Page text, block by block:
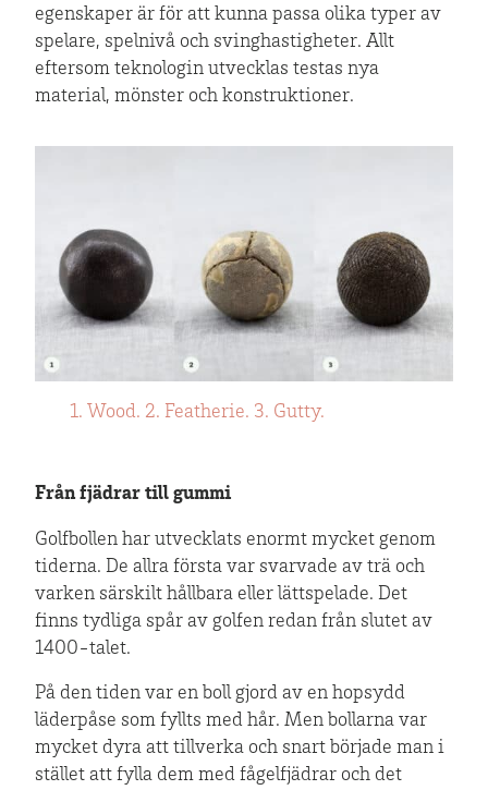
egenskaper är för att kunna passa olika typer av
spelare, spelnivå och svinghastigheter. Allt
eftersom teknologin utvecklas testas nya
material, mönster och konstruktioner.
1. Wood. 2. Featherie. 3. Gutty.
Från fjädrar till gummi
Golfbollen har utvecklats enormt mycket genom
tiderna. De allra första var svarvade av trä och
varken särskilt hållbara eller lättspelade. Det
finns tydliga spår av golfen redan från slutet av
1400-talet.
På den tiden var en boll gjord av en hopsydd
läderpåse som fyllts med hår. Men bollarna var
mycket dyra att tillverka och snart började man i
stället att fylla dem med fågelfjädrar och det